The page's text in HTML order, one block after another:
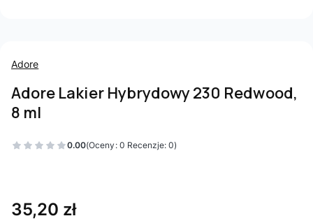
Adore
Adore Lakier Hybrydowy 230 Redwood,
8 ml
0.00(Oceny: 0 Recenzje: 0)
Cena
35,20 zł